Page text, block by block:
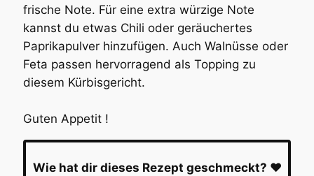
frische Note. Für eine extra würzige Note
kannst du etwas Chili oder geräuchertes
Paprikapulver hinzufügen. Auch Walnüsse oder
Feta passen hervorragend als Topping zu
diesem Kürbisgericht.
Guten Appetit !
Wie hat dir dieses Rezept geschmeckt? ❤️